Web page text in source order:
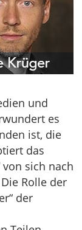
und
es
ist, die
das
von sich nach
Rolle der
der